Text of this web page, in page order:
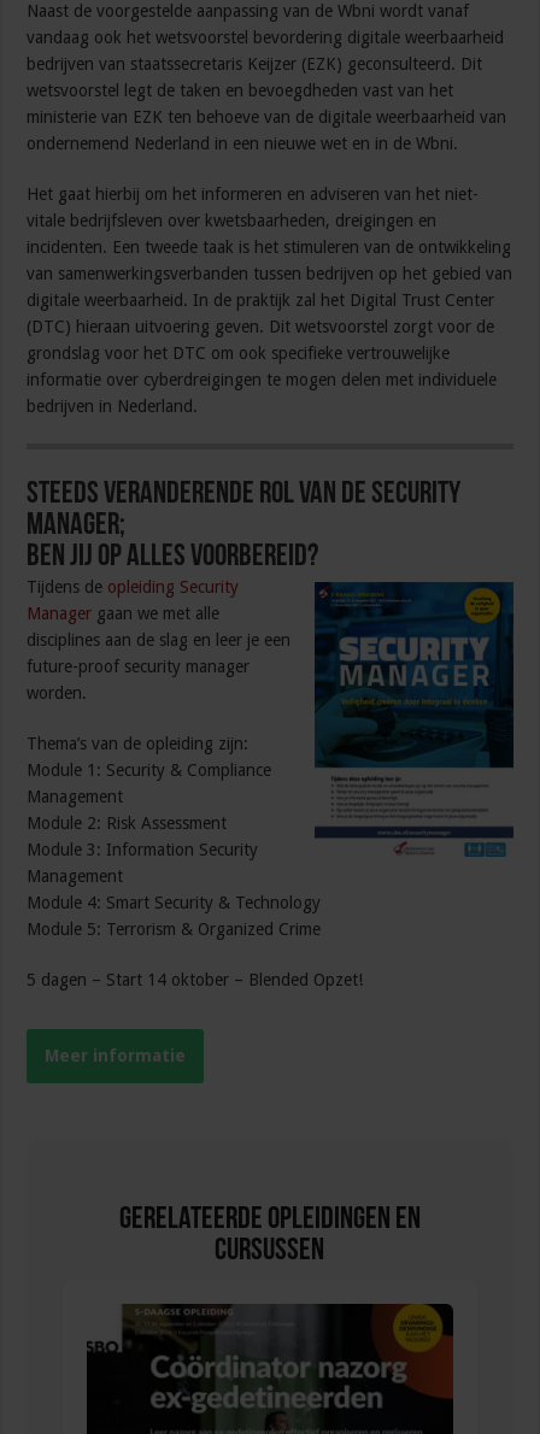
Naast de voorgestelde aanpassing van de Wbni wordt vanaf
vandaag ook het wetsvoorstel bevordering digitale weerbaarheid
bedrijven van staatssecretaris Keijzer (EZK) geconsulteerd. Dit
wetsvoorstel legt de taken en bevoegdheden vast van het
ministerie van EZK ten behoeve van de digitale weerbaarheid van
ondernemend Nederland in een nieuwe wet en in de Wbni.
Het gaat hierbij om het informeren en adviseren van het niet-
vitale bedrijfsleven over kwetsbaarheden, dreigingen en
incidenten. Een tweede taak is het stimuleren van de ontwikkeling
van samenwerkingsverbanden tussen bedrijven op het gebied van
digitale weerbaarheid. In de praktijk zal het Digital Trust Center
(DTC) hieraan uitvoering geven. Dit wetsvoorstel zorgt voor de
grondslag voor het DTC om ook specifieke vertrouwelijke
informatie over cyberdreigingen te mogen delen met individuele
bedrijven in Nederland.
Steeds veranderende rol van de security
manager;
ben jij op alles voorbereid?
Tijdens de opleiding Security
Manager gaan we met alle
disciplines aan de slag en leer je een
future-proof security manager
worden.
Thema’s van de opleiding zijn:
Module 1: Security & Compliance
Management
Module 2: Risk Assessment
Module 3: Information Security
Management
Module 4: Smart Security & Technology
Module 5: Terrorism & Organized Crime
5 dagen – Start 14 oktober – Blended Opzet!
Meer informatie
Gerelateerde Opleidingen en
Cursussen